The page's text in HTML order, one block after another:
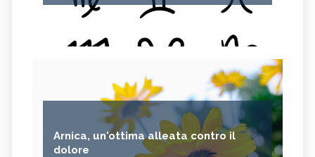
Arnica, un'ottima alleata contro il
dolore